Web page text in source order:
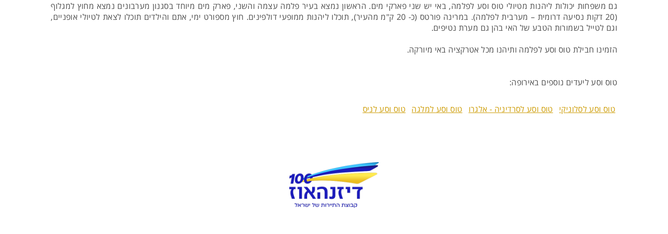
גם משפחות יכולות ליהנות מטיולי טוס וסע לפלמה, באי יש שני פארקי מים. הראשון נמצא בעיר פלמה עצמה והשני, פארק מים מיוחד בסגנון מערבונים נמצא מחוץ למגלוף
(20 דקות נסיעה דרומית – מערבית לפלמה). במרינה פורטס (כ- 20 ק"מ מהעיר), תוכלו ליהנות ממופעי דולפינים. חוץ מספורט ימי, אתם והילדים תוכלו לצאת לטיולי אופניים,
וגם לטייל בשמורות הטבע של האי בהן גם מערת נטיפים.
הזמינו חבילת טוס וסע לפלמה ותיהנו מכל אטרקציה באי מיורקה.
טוס וסע ליעדים נוספים באירופה:
טוס וסע לסלוניקי טוס וסע לסרדיניה - אלגרו טוס וסע למלגה טוס וסע לניס